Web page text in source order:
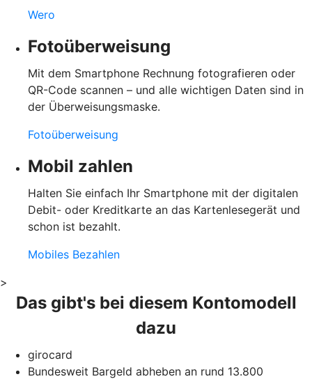
Wero
Fotoüberweisung
Mit dem Smartphone Rechnung fotografieren oder
QR-Code scannen – und alle wichtigen Daten sind in
der Überweisungsmaske.
Fotoüberweisung
Mobil zahlen
Halten Sie einfach Ihr Smartphone mit der digitalen
Debit- oder Kreditkarte an das Kartenlesegerät und
schon ist bezahlt.
Mobiles Bezahlen
>
Das gibt's bei diesem Kontomodell
dazu
girocard
Bundesweit Bargeld abheben an rund 13.800